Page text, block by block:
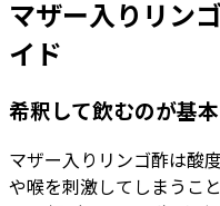
マザー入りリン
イド
希釈して飲むのが基本
マザー入りリンゴ酢は酸
や喉を刺激してしまうこ